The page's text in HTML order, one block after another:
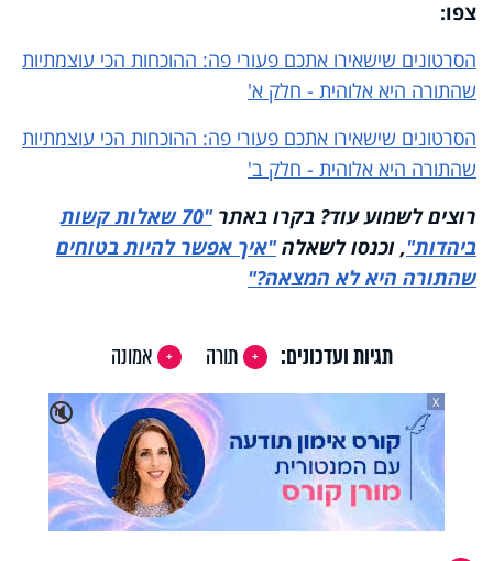
Videoצפו:
הסרטונים שישאירו אתכם פעורי פה: ההוכחות הכי עוצמתיות
שהתורה היא אלוהית - חלק א'
הסרטונים שישאירו אתכם פעורי פה: ההוכחות הכי עוצמתיות
שהתורה היא אלוהית - חלק ב'
רוצים לשמוע עוד? בקרו באתר
"70 שאלות קשות
ביהדות", וכנסו לשאלה"איך אפשר להיות בטוחים
שהתורה היא לא המצאה?"
תגיות ועדכונים: תורה
אמונה
🔇
X